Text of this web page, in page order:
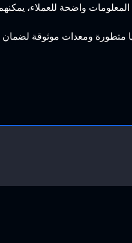
واضحة للعملاء،
متطورة ومعدات موثوقة